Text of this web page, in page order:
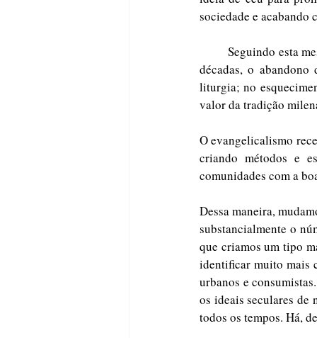
sociedade e
	Seguindo esta mesma lógica, olhando para a nossa prática eclesiástica, aprofundou-se, nas últimas
décadas, o
liturgia; no
valor da tradição
O evangelicalismo
criando métodos e
comunidades com a
Dessa maneira,
substancialmente o
que criamos um tipo
identificar muito mais
urbanos e
os ideais seculares de
todos os tempos. Há,